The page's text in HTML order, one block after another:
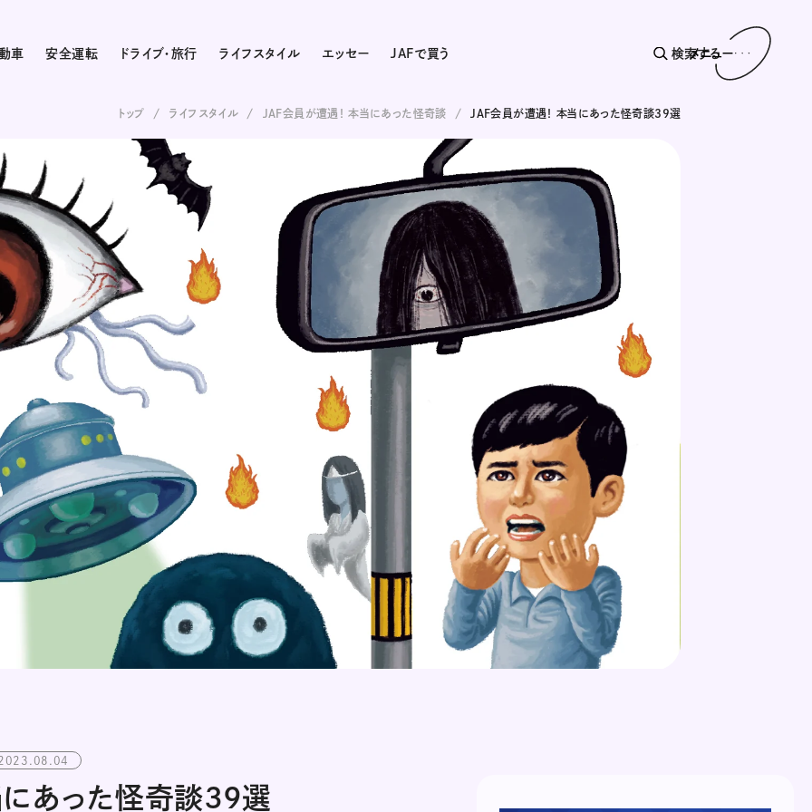
車 安全運転 ドライブ・旅行 ライフスタイル エッセー JAFで買う 検索する
メニュー
トップ ライフスタイル JAF会員が遭遇！ 本当にあった怪奇談 JAF会員が遭遇！ 本当にあった怪奇談39選
あった怪奇談39選